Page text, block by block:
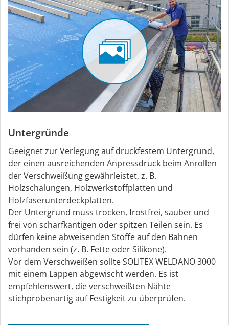
Untergründe
Geeignet zur Verlegung auf druckfestem Untergrund,
der einen ausreichenden Anpressdruck beim Anrollen
der Verschweißung gewährleistet, z. B.
Holzschalungen, Holzwerkstoffplatten und
Holzfaserunterdeckplatten.
Der Untergrund muss trocken, frostfrei, sauber und
frei von scharfkantigen oder spitzen Teilen sein. Es
dürfen keine abweisenden Stoffe auf den Bahnen
vorhanden sein (z. B. Fette oder Silikone).
Vor dem Verschweißen sollte SOLITEX WELDANO 3000
mit einem Lappen abgewischt werden. Es ist
empfehlenswert, die verschweißten Nähte
stichprobenartig auf Festigkeit zu überprüfen.